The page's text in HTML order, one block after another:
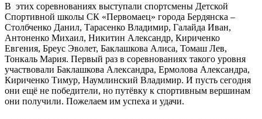
В этих соревнованиях выступали спортсмены Детской
Спортивной школы СК «Первомаец» города Бердянска –
Столбченко Данил, Тарасенко Владимир, Галайда Иван,
Антоненко Михаил, Никитин Александр, Кириченко
Евгения, Бреус Эволет, Баклашкова Алиса, Томаш Лев,
Тонкаль Мария. Первый раз в соревнованиях такого уровня
участвовали Баклашкова Александра, Ермолова Александра,
Кириченко Тимур, Наумлинский Владимир. И пусть сегодня
они ещё не победители, но путёвку к спортивным вершинам
они получили. Пожелаем им успеха и удачи.